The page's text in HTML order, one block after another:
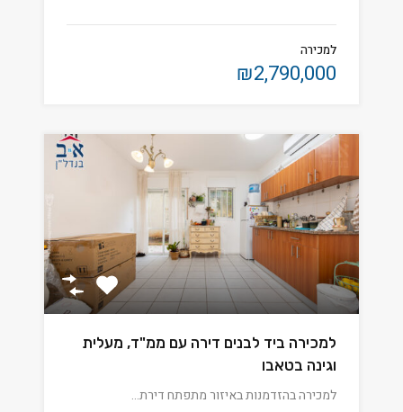
למכירה
₪2,790,000
למכירה ביד לבנים דירה עם ממ"ד, מעלית
וגינה בטאבו
למכירה בהזדמנות באיזור מתפתח דירת…